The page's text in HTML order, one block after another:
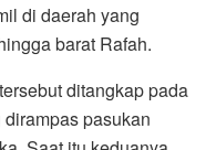
di daerah yang
barat Rafah.
ditangkap pada
pasukan